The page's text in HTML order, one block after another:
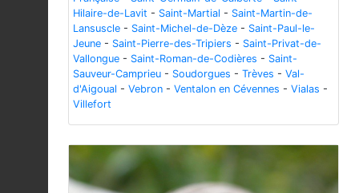
Hilaire-de-Lavit - Saint-Martial - Saint-Martin-de-
Lansuscle - Saint-Michel-de-Dèze - Saint-Paul-le-
Jeune - Saint-Pierre-des-Tripiers - Saint-Privat-de-
Vallongue - Saint-Roman-de-Codières - Saint-
Sauveur-Camprieu - Soudorgues - Trèves - Val-
d'Aigoual - Vebron - Ventalon en Cévennes - Vialas -
Villefort